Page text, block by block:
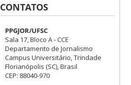
CONTATOS
PPGJOR/UFSC
Sala 17, Bloco A - CCE
Departamento de Jornalismo
Campus Universitário, Trindade
Florianópolis (SC), Brasil
CEP: 88040-970